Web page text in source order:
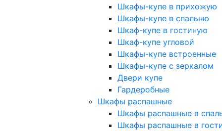
Шкафы-купе в прихожую
Шкафы-купе в спальню
Шкаф-купе в гостиную
Шкаф-купе угловой
Шкафы-купе встроенные
Шкафы-купе с зеркалом
Двери купе
Гардеробные
Шкафы распашные
Шкафы распашные в
Шкафы распашные в